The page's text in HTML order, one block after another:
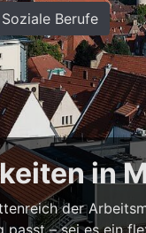
Berufe
in
der